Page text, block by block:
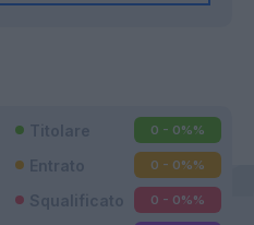
0 - 0%%
0 - 0%%
0 - 0%%